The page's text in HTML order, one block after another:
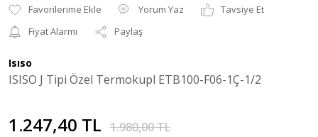
Yorum Yaz
Tavsiye Et
Fiyat Alarmı
Paylaş
Isıso
ISISO J Tipi Özel Termokupl ETB100-F06-1Ç-1/2
1.247,40 TL 1.980,00 TL